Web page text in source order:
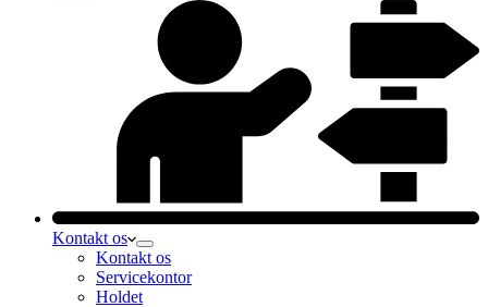
Kontakt os
Kontakt os
Servicekontor
Holdet